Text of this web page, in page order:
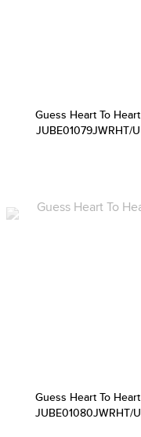
Guess Heart To Heart
JUBE01079JWRHT/U
Guess Heart To Heart
JUBE01080JWRHT/U